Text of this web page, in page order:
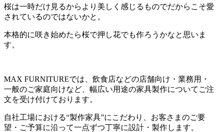
桜は一時だけ見るからより美しく感じるものでだからこそ愛
されているのではないかと。
本格的に咲き始めたら桜で押し花でも作ろうかなと思いま
す。
MAX FURNITUREでは、飲食店などの店舗向け・業務用・
一般のご家庭向けなど、幅広い用途の家具製作についてご注
文を受け付けております。
自社工場における“製作家具”にこだわり、お客さまのご要
望・ご予算に沿って一点ずつ丁寧に設計・製作します。